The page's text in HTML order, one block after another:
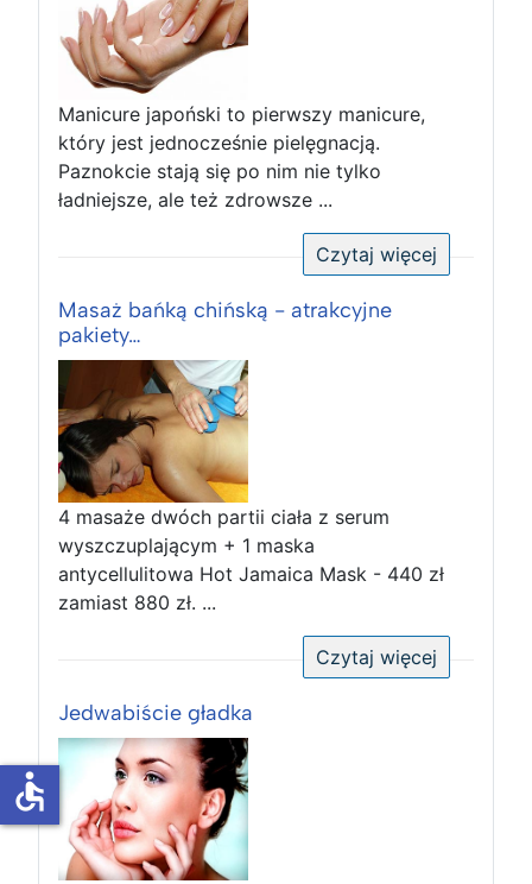
Manicure japoński to pierwszy manicure,
który jest jednocześnie pielęgnacją.
Paznokcie stają się po nim nie tylko
ładniejsze, ale też zdrowsze ...
Czytaj więcej
Masaż bańką chińską - atrakcyjne
pakiety…
4 masaże dwóch partii ciała z serum
wyszczuplającym + 1 maska
antycellulitowa Hot Jamaica Mask - 440 zł
zamiast 880 zł. ...
Czytaj więcej
Jedwabiście gładka
accessible